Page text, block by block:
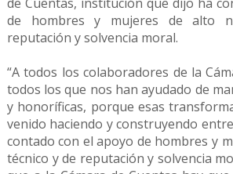
de hombres y mujeres de alto
reputación y solvencia moral.
“A todos los colaboradores de la
todos los que nos han ayudado de
y honoríficas, porque esas
venido haciendo y construyendo
contado con el apoyo de hombres y
técnico y de reputación y solvencia